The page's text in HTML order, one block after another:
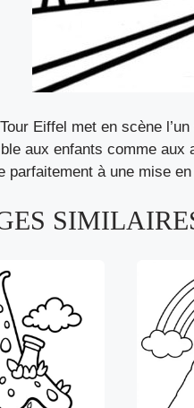
Eiffel met en scène
aux enfants comme
parfaitement à une mise